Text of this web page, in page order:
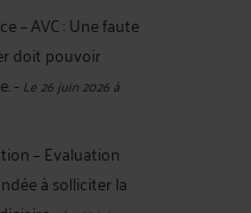
– AVC : Une faute
doit pouvoir
-Le 26 juin 2026 à
– Evaluation
à solliciter la